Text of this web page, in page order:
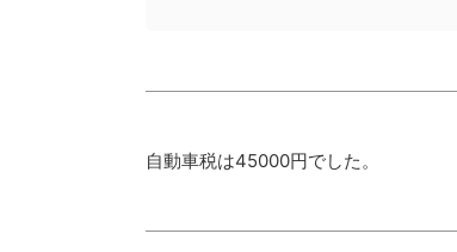
自動車税は45000円でした。